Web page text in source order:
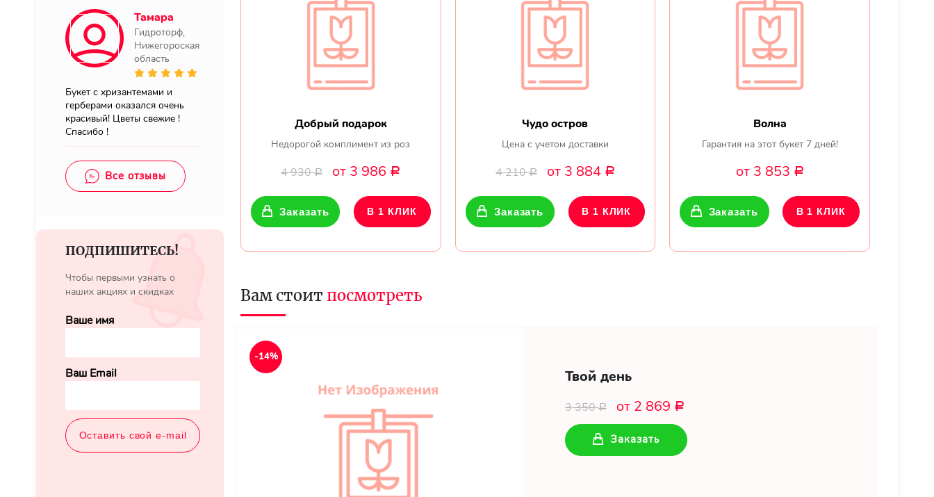
Тамара
Гидроторф,
Нижегороская
область
Букет с хризантемами и
герберами оказался очень
красивый! Цветы свежие !
Спасибо !
Все отзывы
ПОДПИШИТЕСЬ!
Чтобы первыми узнать о
наших акциях и скидках
Ваше имя
Ваш Email
Добрый подарок
Недорогой комплимент из роз
4 930Р от 3 986 Р
Заказать В 1 КЛИК
Чудо остров
Цена с учетом доставки
4 210Р от 3 884 Р
Заказать В 1 КЛИК
Волна
Гарантия на этот букет 7 дней!
от 3 853 Р
Заказать В 1 КЛИК
Вам стоит посмотреть
-14%
Твой день
3 350Р от 2 869 Р
Заказать